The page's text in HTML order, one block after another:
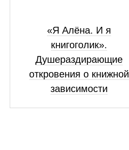
«Я Алёна. И я
книгоголик».
Душераздирающие
откровения о книжной
зависимости